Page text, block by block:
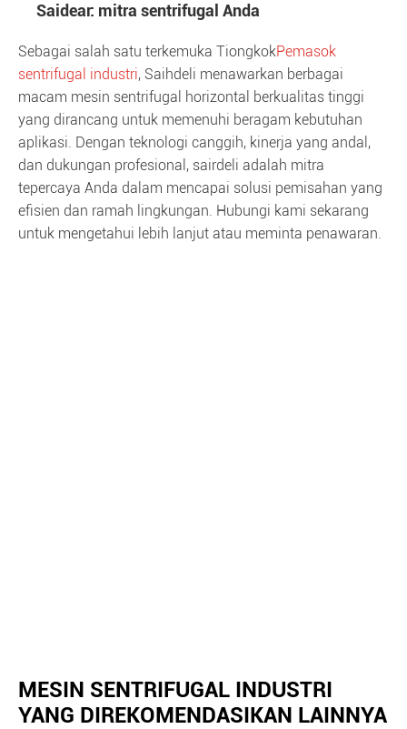
Saidear: mitra sentrifugal Anda
Sebagai salah satu terkemuka TiongkokPemasok
sentrifugal industri, Saihdeli menawarkan berbagai
macam mesin sentrifugal horizontal berkualitas tinggi
yang dirancang untuk memenuhi beragam kebutuhan
aplikasi. Dengan teknologi canggih, kinerja yang andal,
dan dukungan profesional, sairdeli adalah mitra
tepercaya Anda dalam mencapai solusi pemisahan yang
efisien dan ramah lingkungan. Hubungi kami sekarang
untuk mengetahui lebih lanjut atau meminta penawaran.
MESIN SENTRIFUGAL INDUSTRI
YANG DIREKOMENDASIKAN LAINNYA